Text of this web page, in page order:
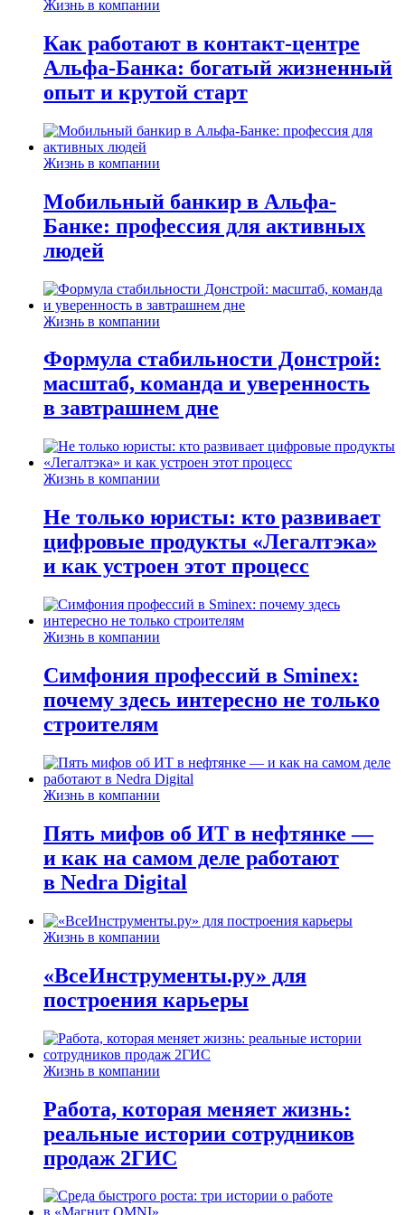
Жизнь в компании
Как работают в контакт-центре
Альфа-Банка: богатый жизненный
опыт и крутой старт
Жизнь в компании
Мобильный банкир в Альфа-
Банке: профессия для активных
людей
Жизнь в компании
Формула стабильности Донстрой:
масштаб, команда и уверенность
в завтрашнем дне
Жизнь в компании
Не только юристы: кто развивает
цифровые продукты «Легалтэка»
и как устроен этот процесс
Жизнь в компании
Симфония профессий в Sminex:
почему здесь интересно не только
строителям
Жизнь в компании
Пять мифов об ИТ в нефтянке —
и как на самом деле работают
в Nedra Digital
Жизнь в компании
«ВсеИнструменты.ру» для
построения карьеры
Жизнь в компании
Работа, которая меняет жизнь:
реальные истории сотрудников
продаж 2ГИС